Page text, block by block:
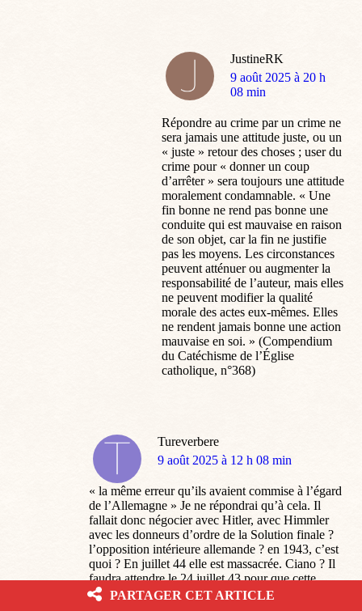
JustineRK
dit
:
9 août 2025 à 20 h
08 min
Répondre au crime par un crime ne
sera jamais une attitude juste, ou un
« juste » retour des choses ; user du
crime pour « donner un coup
d’arrêter » sera toujours une attitude
moralement condamnable. « Une
fin bonne ne rend pas bonne une
conduite qui est mauvaise en raison
de son objet, car la fin ne justifie
pas les moyens. Les circonstances
peuvent atténuer ou augmenter la
responsabilité de l’auteur, mais elles
ne peuvent modifier la qualité
morale des actes eux-mêmes. Elles
ne rendent jamais bonne une action
mauvaise en soi. » (Compendium
du Catéchisme de l’Église
catholique, n°368)
Tureverbere
dit
9 août 2025 à 12 h 08 min
« la même erreur qu’ils avaient commise à l’égard
de l’Allemagne » Je ne répondrai qu’à cela. Il
fallait donc négocier avec Hitler, avec Himmler
avec les donneurs d’ordre de la Solution finale ?
l’opposition intérieure allemande ? en 1943, c’est
quoi ? En juillet 44 elle est massacrée. Ciano ? Il
faudra attendre le 24 juillet 43 pour que cette
« opposition » se manifeste en Italie … après la
PARTAGER CET ARTICLE